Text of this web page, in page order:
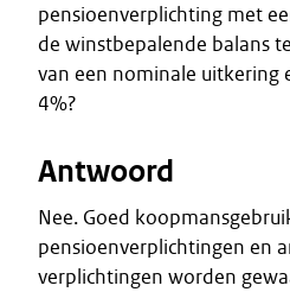
pensioenverplichting met
de winstbepalende balans
van een nominale uitkering
4%?
Antwoord
Nee. Goed
pensioenverplichtingen en
verplichtingen worden